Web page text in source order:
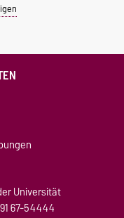
Universität
67-54444